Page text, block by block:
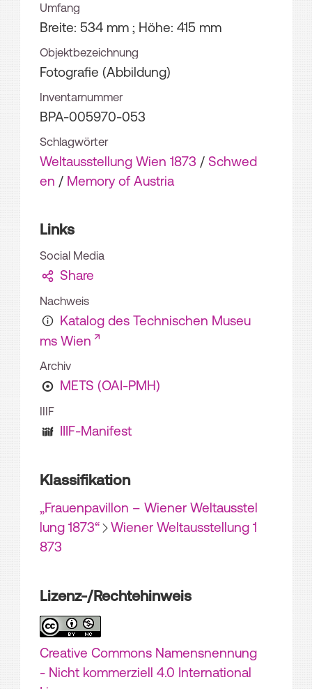
Umfang
Breite: 534 mm ; Höhe: 415 mm
Objektbezeichnung
Fotografie (Abbildung)
Inventarnummer
BPA-005970-053
Schlagwörter
Weltausstellung Wien 1873 / Schwed
en / Memory of Austria
Links
Social Media
Share
Nachweis
Katalog des Technischen Museu
ms Wien
Archiv
METS (OAI-PMH)
IIIF
IIIF-Manifest
Klassifikation
„Frauenpavillon – Wiener Weltausstel
lung 1873“
Wiener Weltausstellung 1
873
Lizenz-/Rechtehinweis
Creative Commons Namensnennung
- Nicht kommerziell 4.0 International